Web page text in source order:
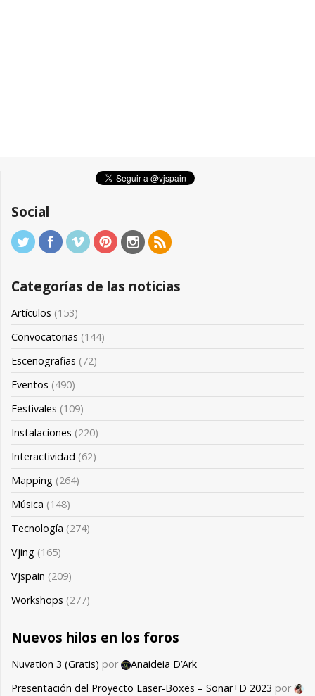
Social
Categorías de las noticias
Artículos (153)
Convocatorias (144)
Escenografias (72)
Eventos (490)
Festivales (109)
Instalaciones (220)
Interactividad (62)
Mapping (264)
Música (148)
Tecnología (274)
Vjing (165)
Vjspain (209)
Workshops (277)
Nuevos hilos en los foros
Nuvation 3 (Gratis) por
Anaideia D’Ark
Presentación del Proyecto Laser-Boxes – Sonar+D 2023 por